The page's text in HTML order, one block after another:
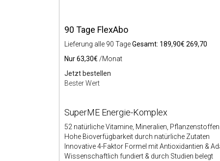
90 Tage FlexAbo
Lieferung alle 90 TageGesamt: 189,90€ 269,70
Nur 63,30€ /Monat
Jetzt bestellen
Bester Wert
SuperME Energie-Komplex
52 natürliche Vitamine, Mineralien,
Hohe Bioverfügbarkeit durch natürliche Zutaten
Innovative 4-Faktor Formel mit Antioxidantien &
Wissenschaftlich fundiert & durch Studien belegt